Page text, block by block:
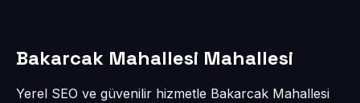
Bakarcak Mahallesi Mahallesi
Yerel SEO ve güvenilir hizmetle Bakarcak Mahallesi